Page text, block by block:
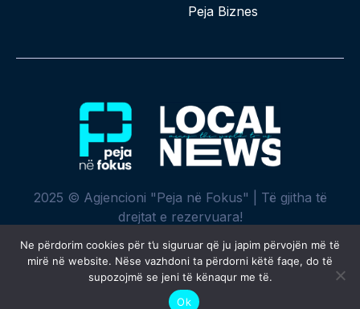
Peja Biznes
2025 © Agjencioni "Peja në Fokus" | Të gjitha të
drejtat e rezervuara!
Krijuar me ♥ nga
Ne përdorim cookies për t’u siguruar që ju japim përvojën më të
mirë në website. Nëse vazhdoni ta përdorni këtë faqe, do të
supozojmë se jeni të kënaqur me të.
Ok